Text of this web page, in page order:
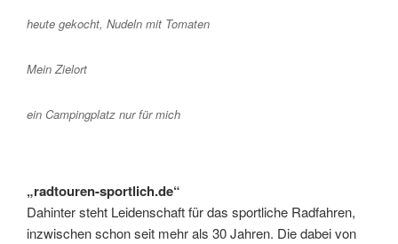
heute gekocht, Nudeln mit Tomaten
Mein Zielort
ein Campingplatz nur für mich
„radtouren-sportlich.de“
Dahinter steht Leidenschaft für das sportliche Radfahren,
inzwischen schon seit mehr als 30 Jahren. Die dabei von